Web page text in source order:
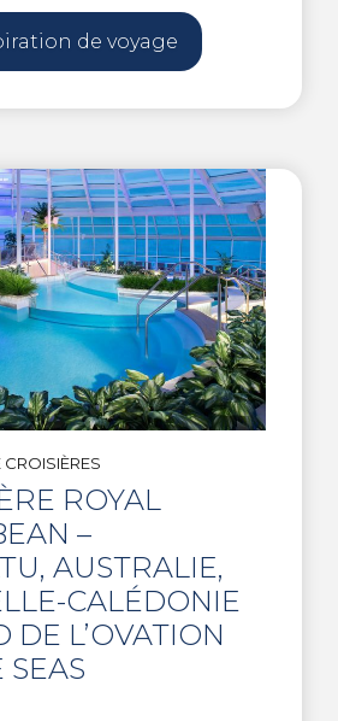
de voyage
CROISIÈRES
ROYAL
–
AUSTRALIE,
CALÉDONIE
DE L’OVATION
SEAS